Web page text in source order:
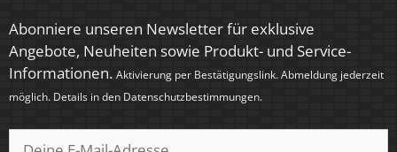
Zündzeit
< 0,5 Sek.
Farbe
Abonniere unseren Newsletter für exklusive
Angebote, Neuheiten sowie Produkt- und Service-
Informationen. Aktivierung per Bestätigungslink. Abmeldung jederzeit
möglich. Details in den Datenschutzbestimmungen.